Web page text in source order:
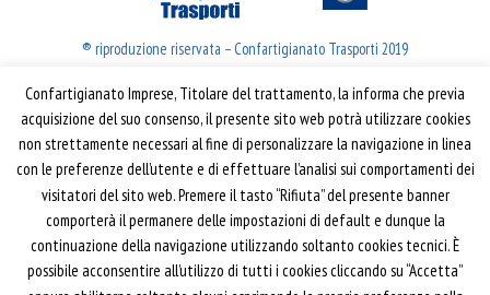
® riproduzione riservata – Confartigianato Trasporti 2019
Confartigianato Trasporti
Via S. Giovanni in Laterano, 152 | 00184 Roma
T: 06 70374.275
trasporti@confartigianato.it
confartigianatotrasporti@pec.it
Confartigianato Imprese, Titolare del trattamento, la informa che previa
acquisizione del suo consenso, il presente sito web potrà utilizzare cookies
non strettamente necessari al fine di personalizzare la navigazione in linea
con le preferenze dell’utente e di effettuare l’analisi sui comportamenti dei
visitatori del sito web. Premere il tasto “Rifiuta” del presente banner
comporterà il permanere delle impostazioni di default e dunque la
continuazione della navigazione utilizzando soltanto cookies tecnici. È
possibile acconsentire all’utilizzo di tutti i cookies cliccando su “Accetta”